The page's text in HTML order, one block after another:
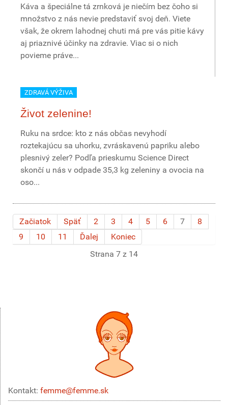
Káva a špeciálne tá zrnková je niečím bez čoho si
množstvo z nás nevie predstaviť svoj deň. Viete
však, že okrem lahodnej chuti má pre vás pitie kávy
aj priaznivé účinky na zdravie. Viac si o nich
povieme práve...
ZDRAVÁ VÝŽIVA
Život zelenine!
Ruku na srdce: kto z nás občas nevyhodí
roztekajúcu sa uhorku, zvráskavenú papriku alebo
plesnivý zeler? Podľa prieskumu Science Direct
skončí u nás v odpade 35,3 kg zeleniny a ovocia na
oso...
Začiatok Späť 2 3 4 5 6 7
8
9
10 11 Ďalej
Koniec
Strana 7 z 14
Kontakt: femme@femme.sk